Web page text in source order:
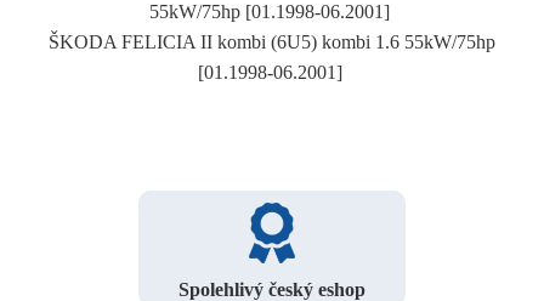
55kW/75hp [01.1998-06.2001]
ŠKODA FELICIA II kombi (6U5) kombi 1.6 55kW/75hp
[01.1998-06.2001]
Spolehlivý český eshop